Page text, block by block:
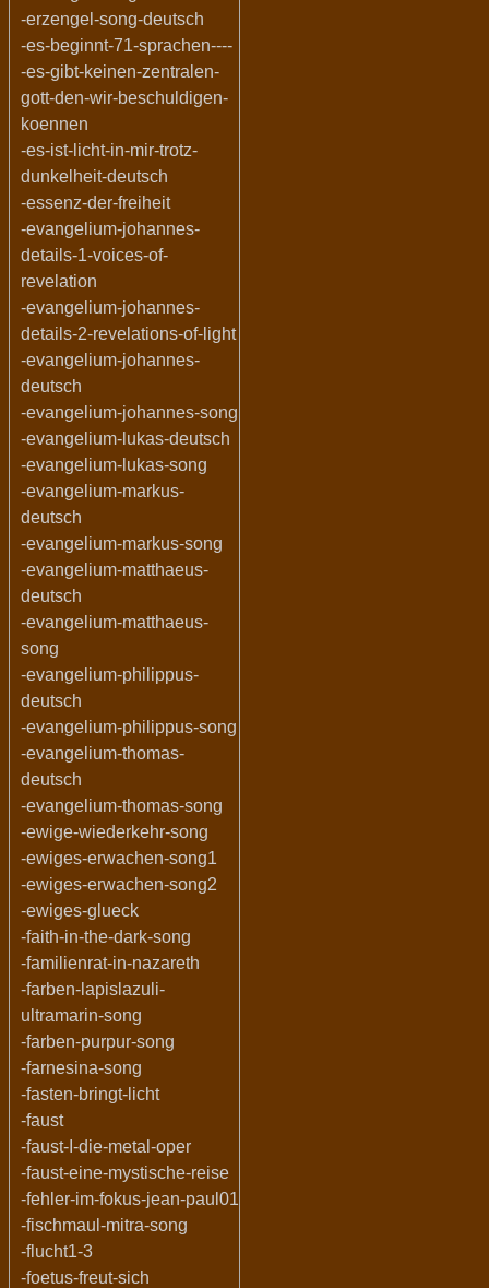
-erzengel-song-deutsch
-es-beginnt-71-sprachen----
-es-gibt-keinen-zentralen-
gott-den-wir-beschuldigen-
koennen
-es-ist-licht-in-mir-trotz-
dunkelheit-deutsch
-essenz-der-freiheit
-evangelium-johannes-
details-1-voices-of-
revelation
-evangelium-johannes-
details-2-revelations-of-light
-evangelium-johannes-
deutsch
-evangelium-johannes-song
-evangelium-lukas-deutsch
-evangelium-lukas-song
-evangelium-markus-
deutsch
-evangelium-markus-song
-evangelium-matthaeus-
deutsch
-evangelium-matthaeus-
song
-evangelium-philippus-
deutsch
-evangelium-philippus-song
-evangelium-thomas-
deutsch
-evangelium-thomas-song
-ewige-wiederkehr-song
-ewiges-erwachen-song1
-ewiges-erwachen-song2
-ewiges-glueck
-faith-in-the-dark-song
-familienrat-in-nazareth
-farben-lapislazuli-
ultramarin-song
-farben-purpur-song
-farnesina-song
-fasten-bringt-licht
-faust
-faust-I-die-metal-oper
-faust-eine-mystische-reise
-fehler-im-fokus-jean-paul01
-fischmaul-mitra-song
-flucht1-3
-foetus-freut-sich